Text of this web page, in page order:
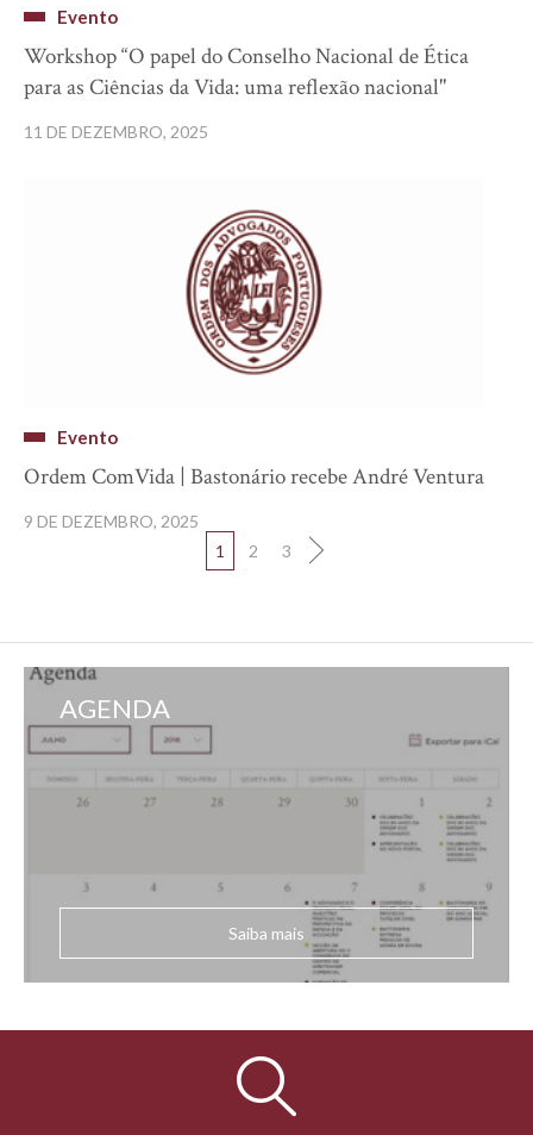
Evento
Workshop “O papel do Conselho Nacional de Ética
para as Ciências da Vida: uma reflexão nacional"
11 DE DEZEMBRO, 2025
Evento
Ordem ComVida | Bastonário recebe André Ventura
9 DE DEZEMBRO, 2025
1
2 3
AGENDA
Saiba mais